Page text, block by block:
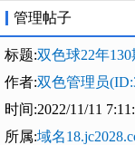
管理帖子
标题:双色球22年
作者:双色管理员
时间:2022/11/11
所属:域名